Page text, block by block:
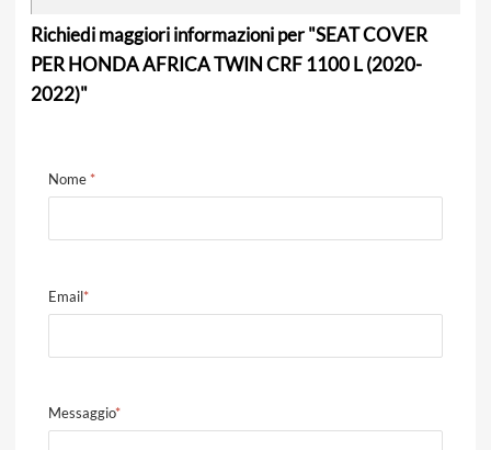
Richiedi maggiori informazioni per "SEAT COVER
PER HONDA AFRICA TWIN CRF 1100 L (2020-
2022)"
Nome*
Email*
Messaggio*